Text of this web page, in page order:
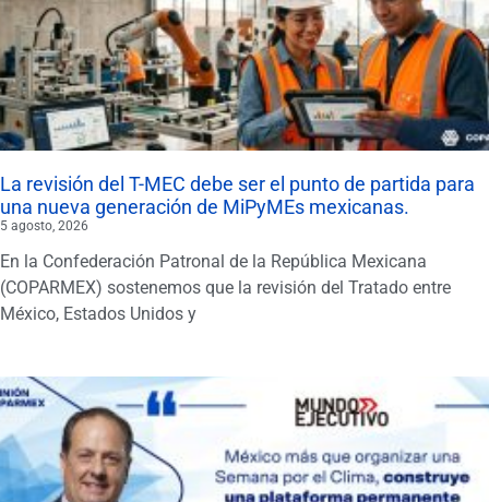
La revisión del T-MEC debe ser el punto de partida para
una nueva generación de MiPyMEs mexicanas.
5 agosto, 2026
En la Confederación Patronal de la República Mexicana
(COPARMEX) sostenemos que la revisión del Tratado entre
México, Estados Unidos y